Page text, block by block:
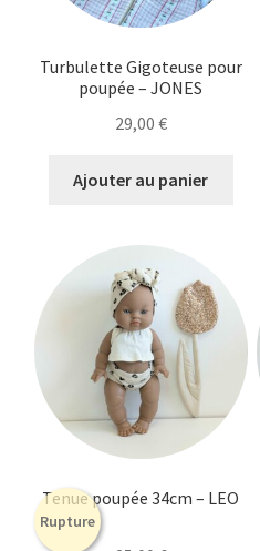
Turbulette Gigoteuse pour
poupée – JONES
29,00 €
Ajouter au panier
Rupture
Tenue poupée 34cm – LEO